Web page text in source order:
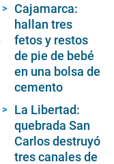
Cajamarca:
hallan tres
fetos y restos
de pie de bebé
en una bolsa de
cemento
La Libertad:
quebrada San
Carlos destruyó
tres canales de